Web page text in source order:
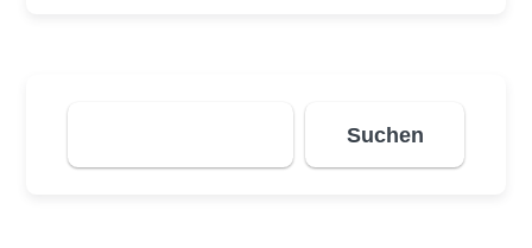
Suchen
Suchen